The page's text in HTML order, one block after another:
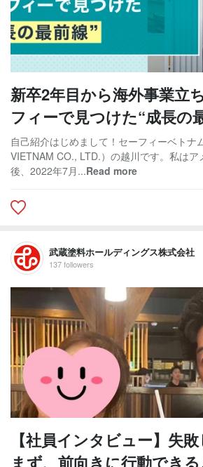
新卒2年目から海外事業立
フィーで見つけた“成長の
自己紹介はじめまして！セーフィーベトナ
VIETNAM CO., LTD.）の越川です。私はア
後、2022年7月...Read more
武蔵塗料ホールディングス株式会社
137 followers
【社員インタビュー】失
まず、前向きに行動でき